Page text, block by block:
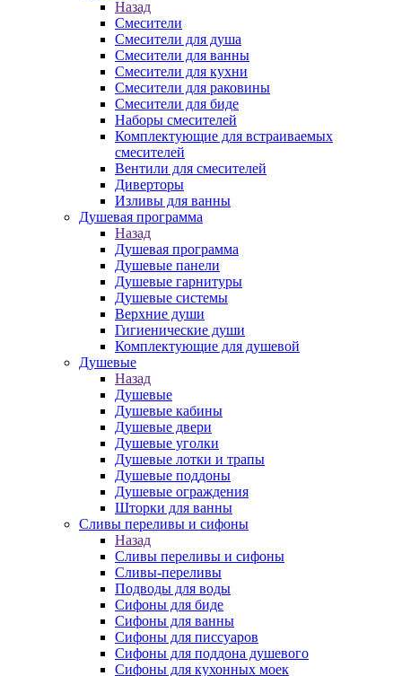
Назад
Смесители
Смесители для душа
Смесители для ванны
Смесители для кухни
Смесители для раковины
Смесители для биде
Наборы смесителей
Комплектующие для встраиваемых
смесителей
Вентили для смесителей
Диверторы
Изливы для ванны
Душевая программа
Назад
Душевая программа
Душевые панели
Душевые гарнитуры
Душевые системы
Верхние души
Гигиенические души
Комплектующие для душевой
Душевые
Назад
Душевые
Душевые кабины
Душевые двери
Душевые уголки
Душевые лотки и трапы
Душевые поддоны
Душевые ограждения
Шторки для ванны
Сливы переливы и сифоны
Назад
Сливы переливы и сифоны
Сливы-переливы
Подводы для воды
Сифоны для биде
Сифоны для ванны
Сифоны для писсуаров
Сифоны для поддона душевого
Сифоны для кухонных моек